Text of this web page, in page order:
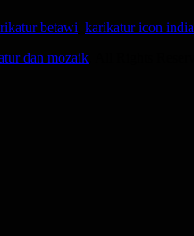
betawi karikatur icon india
dan mozaik